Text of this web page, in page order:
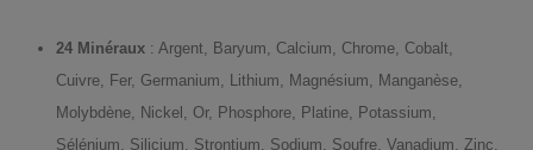
24 Minéraux : Argent, Baryum, Calcium, Chrome, Cobalt,
Cuivre, Fer, Germanium, Lithium, Magnésium, Manganèse,
Molybdène, Nickel, Or, Phosphore, Platine, Potassium,
Sélénium, Silicium, Strontium, Sodium, Soufre, Vanadium, Zinc.